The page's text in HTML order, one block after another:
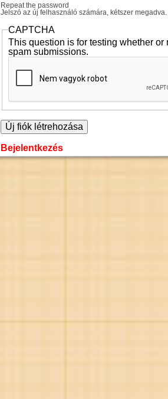
Repeat the password
Jelszó az új felhasználó számára, kétszer megadva.
CAPTCHA
This question is for testing whether
spam submissions.
Bejelentkezés